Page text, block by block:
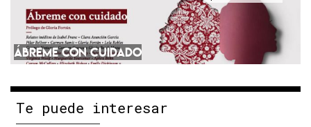
ÁBREME CON CUIDADO
Te puede interesar